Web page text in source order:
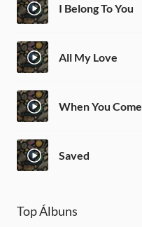
I Belong To You
All My Love
When You Come
Saved
Top Álbuns